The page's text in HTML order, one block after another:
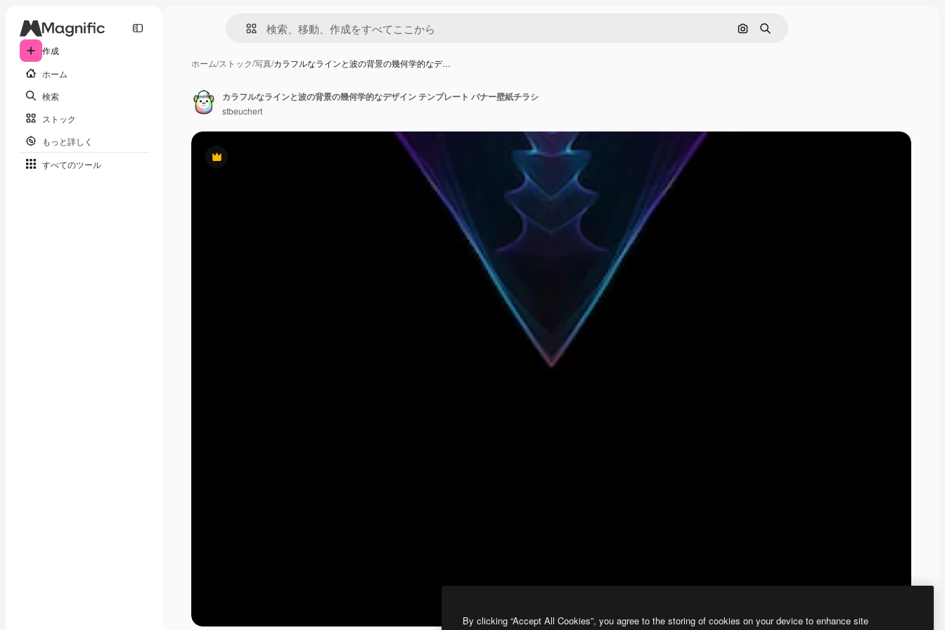
作成
ホーム
検索
ストック
もっと詳しく
すべてのツール
画像で検索
検索
ホーム/ストック/写真/カラフルなラインと波の背景の幾何学的なデ…
Premium
カラフルなラインと波の背景の幾何学的なデザイン テンプレート バナー壁紙チラシ
stbeuchert
By clicking “Accept All Cookies”, you agree to the storing of cookies on your device to enhance site